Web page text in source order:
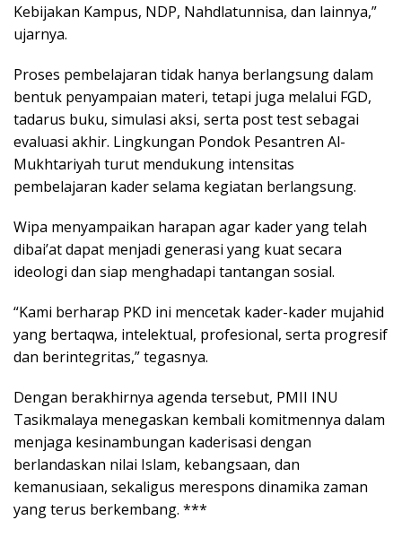
Kebijakan Kampus, NDP, Nahdlatunnisa, dan lainnya,”
ujarnya.
Proses pembelajaran tidak hanya berlangsung dalam
bentuk penyampaian materi, tetapi juga melalui FGD,
tadarus buku, simulasi aksi, serta post test sebagai
evaluasi akhir. Lingkungan Pondok Pesantren Al-
Mukhtariyah turut mendukung intensitas
pembelajaran kader selama kegiatan berlangsung.
Wipa menyampaikan harapan agar kader yang telah
dibai’at dapat menjadi generasi yang kuat secara
ideologi dan siap menghadapi tantangan sosial.
“Kami berharap PKD ini mencetak kader-kader mujahid
yang bertaqwa, intelektual, profesional, serta progresif
dan berintegritas,” tegasnya.
Dengan berakhirnya agenda tersebut, PMII INU
Tasikmalaya menegaskan kembali komitmennya dalam
menjaga kesinambungan kaderisasi dengan
berlandaskan nilai Islam, kebangsaan, dan
kemanusiaan, sekaligus merespons dinamika zaman
yang terus berkembang. ***